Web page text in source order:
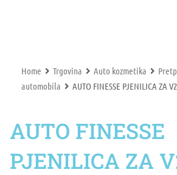
Home Trgovina Auto kozmetika
automobila
AUTO FINESSE PJENILICA ZA
AUTO FINESSE
PJENILICA ZA